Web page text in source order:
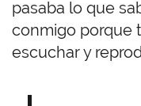
pasaba lo que
conmigo porque
escuchar y